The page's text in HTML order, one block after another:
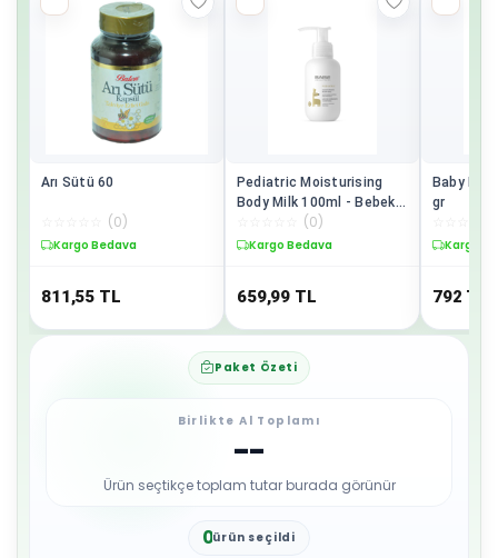
Arı Sütü 60
(0)
Kargo Bedava
811,55 TL
Pediatric Moisturising
Body Milk 100ml - Bebek
ve Çocuklar İçin
Nemlendirici Vücut Sütü
(0)
Kargo Bedava
659,99 TL
Baby
gr
Kargo
792 TL
Paket Özeti
Birlikte Al Toplamı
--
Ürün seçtikçe toplam tutar burada görünür
0ürün seçildi